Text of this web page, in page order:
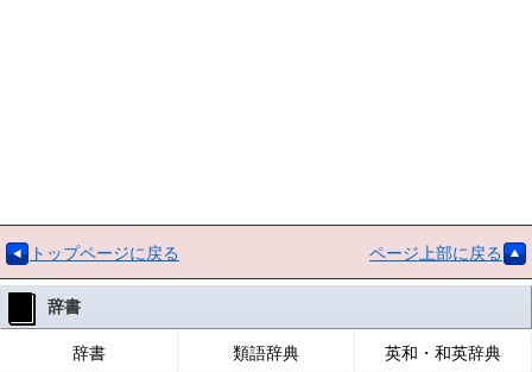
トップページに戻る ページ上部に戻る
辞書
辞書 類語辞典 英和・和英辞典